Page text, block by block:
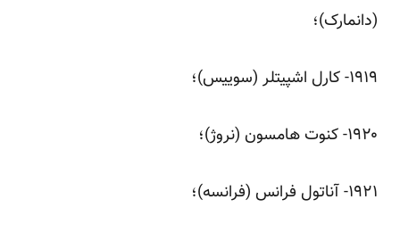
(دانمارک)؛
‌۱۹۱۹- کارل اشپیتلر (سوییس)؛
۱۹۲۰- کنوت هامسون (نروژ)؛
‌۱۹۲۱- آناتول فرانس‌ (فرانسه)؛